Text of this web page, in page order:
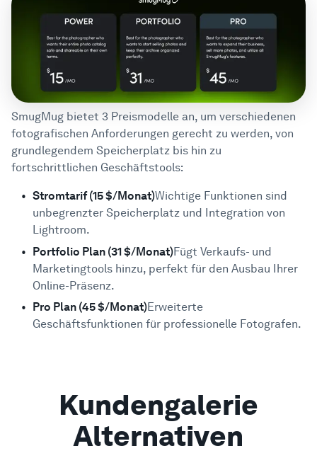
SmugMug bietet 3 Preismodelle an, um verschiedenen
fotografischen Anforderungen gerecht zu werden, von
grundlegendem Speicherplatz bis hin zu
fortschrittlichen Geschäftstools:
Stromtarif (15 $/Monat)Wichtige Funktionen sind
unbegrenzter Speicherplatz und Integration von
Lightroom.
Portfolio Plan (31 $/Monat)Fügt Verkaufs- und
Marketingtools hinzu, perfekt für den Ausbau Ihrer
Online-Präsenz.
Pro Plan (45 $/Monat)Erweiterte
Geschäftsfunktionen für professionelle Fotografen.
Kundengalerie
Alternativen